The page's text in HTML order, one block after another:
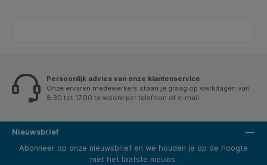
Persoonlijk advies van onze klantenservice
Onze ervaren medewerkers staan je graag op werkdagen van
8.30 tot 17.00 te woord per telefoon of e-mail.
Nieuwsbrief
Abonneer op onze nieuwsbrief en we houden je op de hoogte
met het laatste nieuws.